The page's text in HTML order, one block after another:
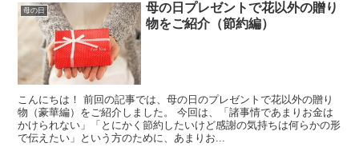
母の日
母の日プレゼントで花以外の贈り
物をご紹介（節約編）
こんにちは！ 前回の記事では、母の日のプレゼントで花以外の贈り
物（豪華編）をご紹介しました。 今回は、「諸事情であまりお金は
かけられない」「とにかく節約したいけど感謝の気持ちは何らかの形
で伝えたい」という方のために、あまりお...